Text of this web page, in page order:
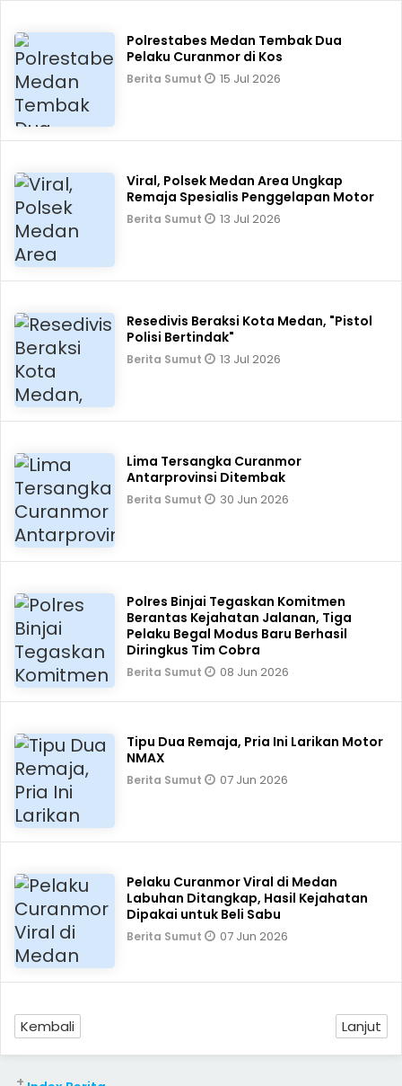
Polrestabes Medan Tembak Dua
Pelaku Curanmor di Kos
Berita Sumut 15 Jul 2026
Viral, Polsek Medan Area Ungkap
Remaja Spesialis Penggelapan Motor
Berita Sumut 13 Jul 2026
Resedivis Beraksi Kota Medan, "Pistol
Polisi Bertindak"
Berita Sumut 13 Jul 2026
Lima Tersangka Curanmor
Antarprovinsi Ditembak
Berita Sumut 30 Jun 2026
Polres Binjai Tegaskan Komitmen
Berantas Kejahatan Jalanan, Tiga
Pelaku Begal Modus Baru Berhasil
Diringkus Tim Cobra
Berita Sumut 08 Jun 2026
Tipu Dua Remaja, Pria Ini Larikan Motor
NMAX
Berita Sumut 07 Jun 2026
Pelaku Curanmor Viral di Medan
Labuhan Ditangkap, Hasil Kejahatan
Dipakai untuk Beli Sabu
Berita Sumut 07 Jun 2026
Kembali Lanjut
+